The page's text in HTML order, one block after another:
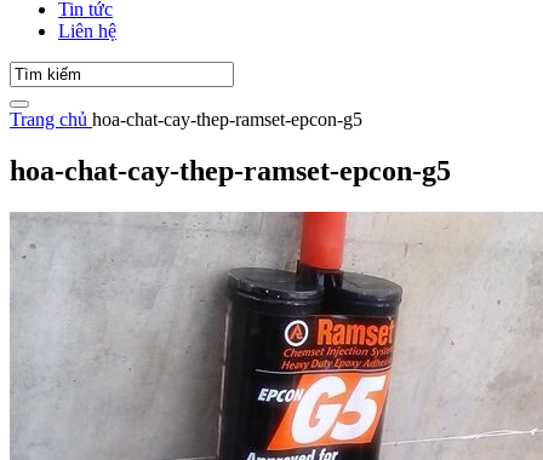
Tin tức
Liên hệ
Trang chủ hoa-chat-cay-thep-ramset-epcon-g5
hoa-chat-cay-thep-ramset-epcon-g5